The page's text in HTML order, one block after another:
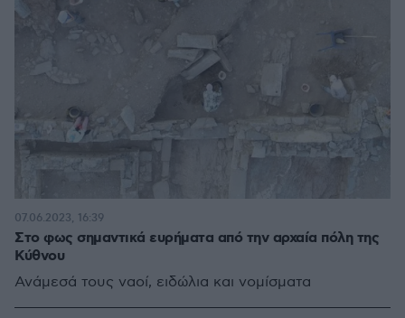
Στο φως σημαντικά ευρήματα από την αρχαία πόλη της
Κύθνου
Ανάμεσά τους ναοί, ειδώλια και νομίσματα
07.06.2023, 16:39